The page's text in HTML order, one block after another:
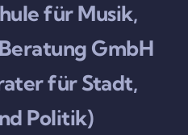
für Musik,
GmbH
für Stadt,
Politik)